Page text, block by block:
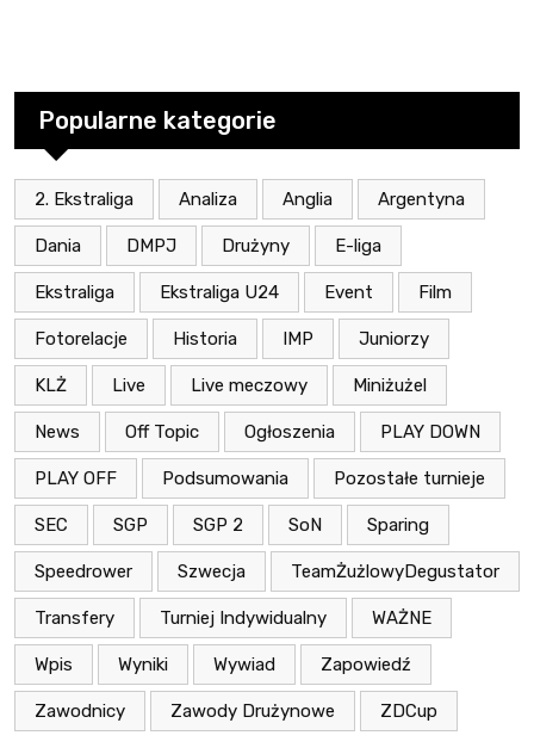
Popularne kategorie
2. Ekstraliga Analiza Anglia Argentyna
Dania DMPJ Drużyny E-liga
Ekstraliga Ekstraliga U24 Event Film
Fotorelacje Historia IMP Juniorzy
KLŻ Live Live meczowy Miniżużel
News Off Topic Ogłoszenia PLAY DOWN
PLAY OFF Podsumowania Pozostałe turnieje
SEC SGP SGP 2 SoN Sparing
Speedrower Szwecja TeamŻużlowyDegustator
Transfery Turniej Indywidualny WAŻNE
Wpis Wyniki Wywiad Zapowiedź
Zawodnicy Zawody Drużynowe ZDCup